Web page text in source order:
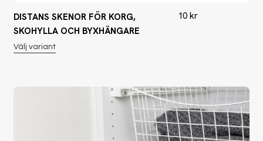
DISTANS SKENOR FÖR KORG,
SKOHYLLA OCH BYXHÄNGARE
Välj variant
10 kr